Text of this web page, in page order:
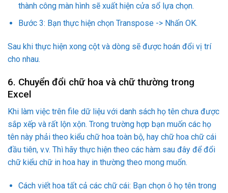
thành công màn hình sẽ xuất hiện cửa sổ lựa chọn.
Bước 3: Bạn thực hiện chọn Transpose -> Nhấn OK.
Sau khi thực hiện xong cột và dòng sẽ được hoán đổi vị trí
cho nhau.
6. Chuyển đổi chữ hoa và chữ thường trong
Excel
Khi làm việc trên file dữ liệu với danh sách họ tên chưa được
sắp xếp và rất lộn xộn. Trong trường hợp bạn muốn các họ
tên này phải theo kiểu chữ hoa toàn bộ, hay chữ hoa chữ cái
đầu tiên, v.v. Thì hãy thực hiện theo các hàm sau đây để đổi
chữ kiểu chữ in hoa hay in thường theo mong muốn.
Cách viết hoa tất cả các chữ cái: Bạn chọn ô họ tên trong